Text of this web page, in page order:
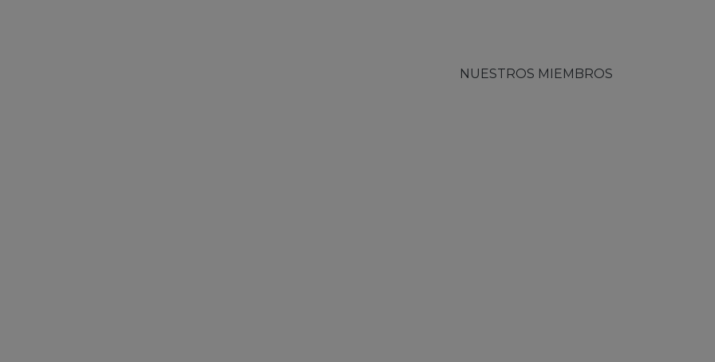
NUESTROS MIEMBROS